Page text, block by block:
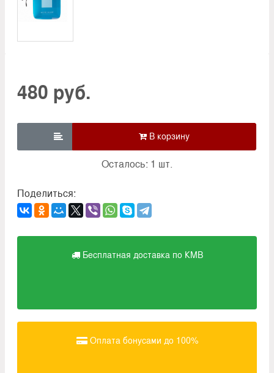
480 руб.

Осталось: 1 шт.
Поделиться:
Бесплатная доставка по КМВ
Оплата бонусами до 100%